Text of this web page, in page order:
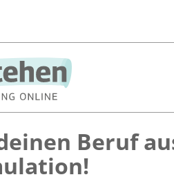
Beruf